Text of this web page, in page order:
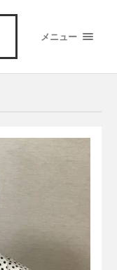
メニュー